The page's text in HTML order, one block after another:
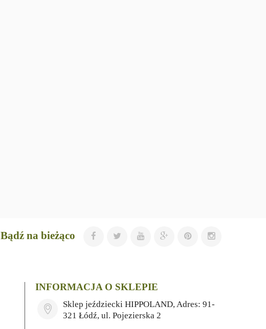
Bądź na bieżąco
INFORMACJA O SKLEPIE
Sklep jeździecki HIPPOLAND, Adres: 91-
321 Łódź, ul. Pojezierska 2